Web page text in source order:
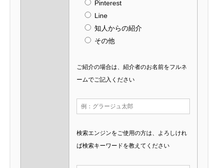
Pinterest
Line
知人からの紹介
その他
ご紹介の場合は、紹介者のお名前をフルネ
ームでご記入ください
検索エンジンをご使用の方は、よろしけれ
ば検索キーワードを教えてください